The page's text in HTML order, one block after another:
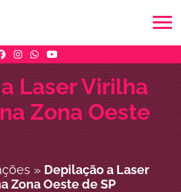
Laser Virilha
Zona Oeste
» Depilação a Laser
Zona Oeste de SP